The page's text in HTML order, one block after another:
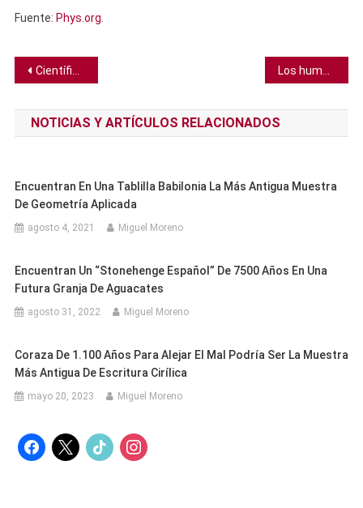
Fuente: Phys.org
Navegación
de
entradas
Científicos descubren las primeras riquezas del “Santo Grial de los naufragios” hundido en Colombia en 1708
NOTICIAS Y ARTÍCULOS RELACIONADOS
Encuentran En Una Tablilla Babilonia La Más Antigua Muestra
De Geometría Aplicada
agosto 4, 2021 Miguel Moreno
Encuentran Un “Stonehenge Español” De 7500 Años En Una
Futura Granja De Aguacates
agosto 31, 2022 Miguel Moreno
Coraza De 1.100 Años Para Alejar El Mal Podría Ser La Muestra
Más Antigua De Escritura Cirílica
mayo 20, 2023 Miguel Moreno
facebook
x tiktok instagram